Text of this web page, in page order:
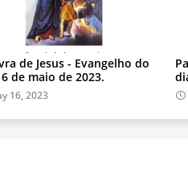
de Jesus - Evangelho do
de maio de 2023.
16, 2023